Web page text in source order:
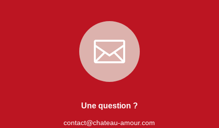

Une question ?
contact@chateau-amour.com